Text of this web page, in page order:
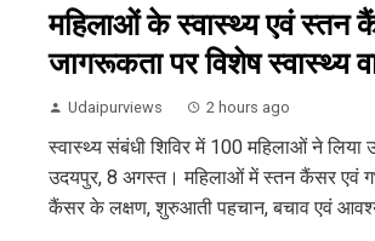
महिलाओं के स्वास्थ्य एवं स्तन
जागरूकता पर विशेष स्वास्थ्य
Udaipurviews 2 hours ago
स्वास्थ्य संबंधी शिविर में 100 महिलाओं ने लिया
उदयपुर, 8 अगस्त। महिलाओं में स्तन कैंसर एवं
कैंसर के लक्षण, शुरुआती पहचान, बचाव एवं